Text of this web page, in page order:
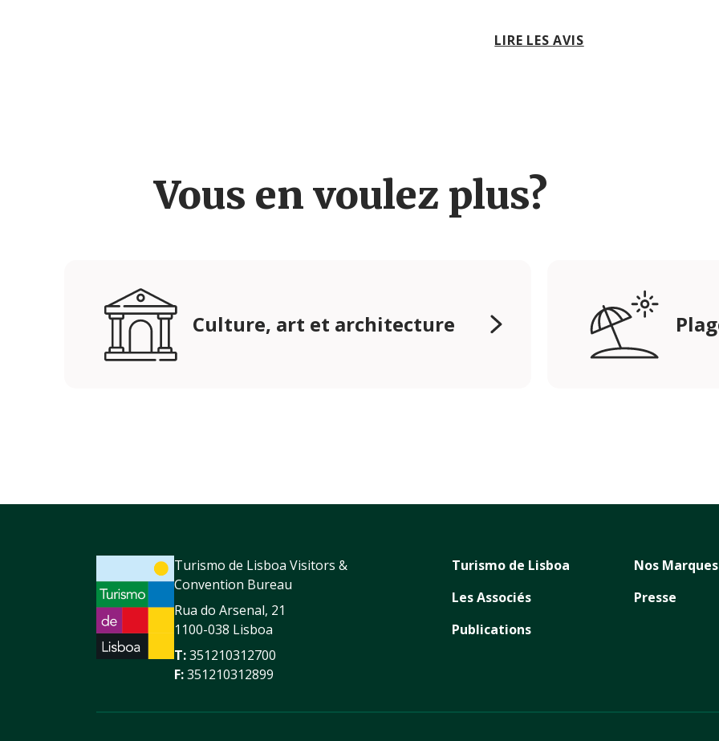
LIRE LES AVIS
Vous en voulez plus?
Culture, art et architecture
Turismo de Lisboa Visitors &
Convention Bureau
Rua do Arsenal, 21
1100-038 Lisboa
T:351210312700
F:351210312899
Turismo de Lisboa
Les Associés
Publications
Nos Marques
Presse